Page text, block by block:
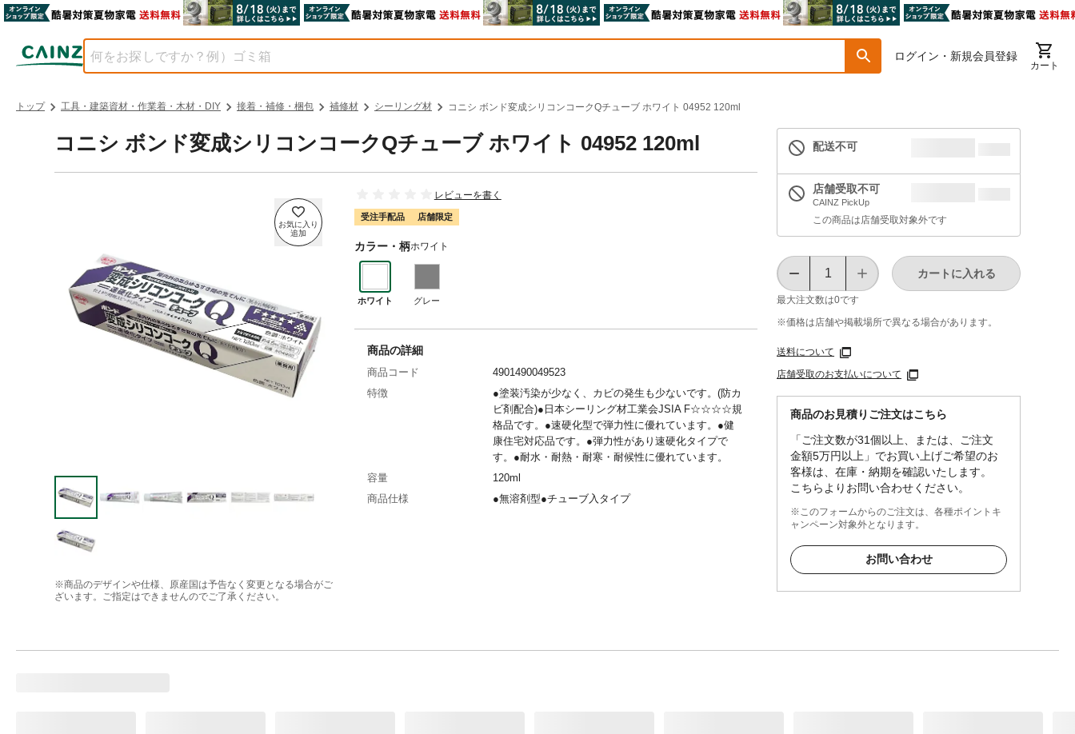
ログイン・新規会員登録
カート
トップ 工具・建築資材・作業着・木材・DIY 接着・補修・梱包 補修材 シーリング材 コニシ ボンド変成シリコンコークQチューブ ホワイト 04952 120ml
コニシ ボンド変成シリコンコークQチューブ ホワイト 04952 120ml
※商品のデザインや仕様、原産国は予告なく変更となる場合がご
ざいます。ご指定はできませんのでご了承ください。
レビューを書く
受注手配品 店舗限定
カラー・柄ホワイト
ホワイト グレー
配送不可
店舗受取不可
CAINZ PickUp
この商品は店舗受取対象外です
最大注文数は0です
カートに入れる
※価格は​店舗や​掲載場所で​異なる​場合が​あります。
送料について
店舗受取のお支払いについて
商品のお見積りご注文はこちら
「ご注文数が31個以上、または、ご注文
金額5万円以上」でお買い上げご希望のお
客様は、在庫・納期を確認いたします。
こちらよりお問い合わせください。
※このフォームからのご注文は、各種ポイントキ
ャンペーン対象外となります。
お問い合わせ
商品の詳細
商品コード
4901490049523
特徴
●塗装汚染が少なく、カビの発生も少ないです。(防カ
ビ剤配合)●日本シーリング材工業会JSIA F☆☆☆☆規
格品です。●速硬化型で弾力性に優れています。●健
康住宅対応品です。●弾力性があり速硬化タイプで
す。●耐水・耐熱・耐寒・耐候性に優れています。
容量
120ml
商品仕様
●無溶剤型●チューブ入タイプ